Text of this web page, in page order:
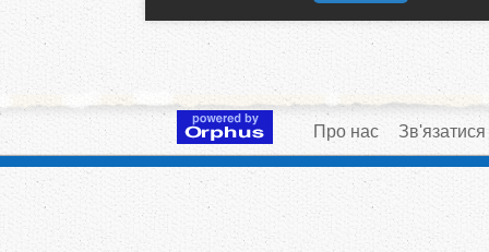
Про нас